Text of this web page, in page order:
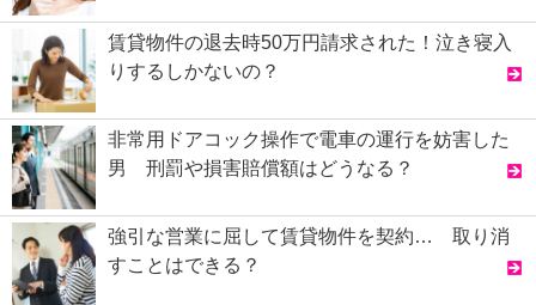
賃貸物件の退去時50万円請求された！泣き寝入
りするしかないの？
非常用ドアコック操作で電車の運行を妨害した
男 刑罰や損害賠償額はどうなる？
強引な営業に屈して賃貸物件を契約… 取り消
すことはできる？